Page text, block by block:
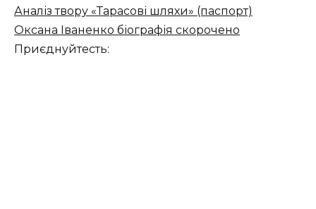
Аналіз твору «Тарасові шляхи» (паспорт)
Оксана Іваненко біографія скорочено
Приєднуйтесть: